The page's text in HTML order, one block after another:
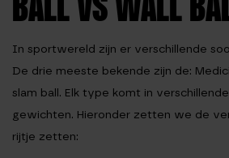
BALL VS WALL
In sportwereld zijn er verschillende
De drie meeste bekende zijn de:
slam ball. Elk type komt in
gewichten. Hieronder zetten we de
rijtje zetten: